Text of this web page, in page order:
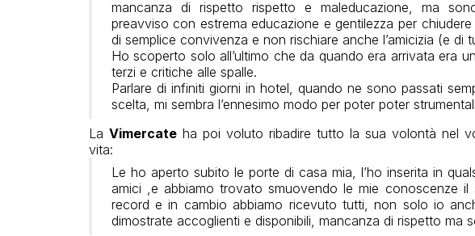
mancanza di rispetto rispetto e maleducazione, ma
preavviso con estrema educazione e gentilezza per
di semplice convivenza e non rischiare anche l’amicizia (e di
Ho scoperto solo all’ultimo che da quando era arrivata era
terzi e critiche alle spalle.
Parlare di infiniti giorni in hotel, quando ne sono passati
scelta, mi sembra l’ennesimo modo per poter poter
La Vimercateha poi voluto ribadire tutto la sua volontà nel
vita:
Le ho aperto subito le porte di casa mia, l’ho inserita in
amici ,e abbiamo trovato smuovendo le mie conoscenze
record e in cambio abbiamo ricevuto tutti, non solo io
dimostrate accoglienti e disponibili, mancanza di rispetto ma